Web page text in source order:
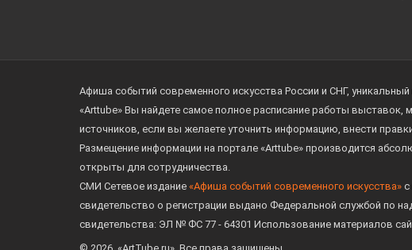
Афиша событий современного искусства России и СНГ,
«Arttube» Вы найдете самое полное расписание работы выставок,
источников, если вы желаете уточнить информацию, внести
Размещение информации на портале «Arttube» производится
открыты для сотрудничества.
СМИ Сетевое издание «Афиша событий современного искусства» с
свидетельство о регистрации выдано Федеральной службой по
свидетельства: ЭЛ № ФС 77 - 64301 Использование материалов
© 2026. «ArtTube.ru». Все права защищены.